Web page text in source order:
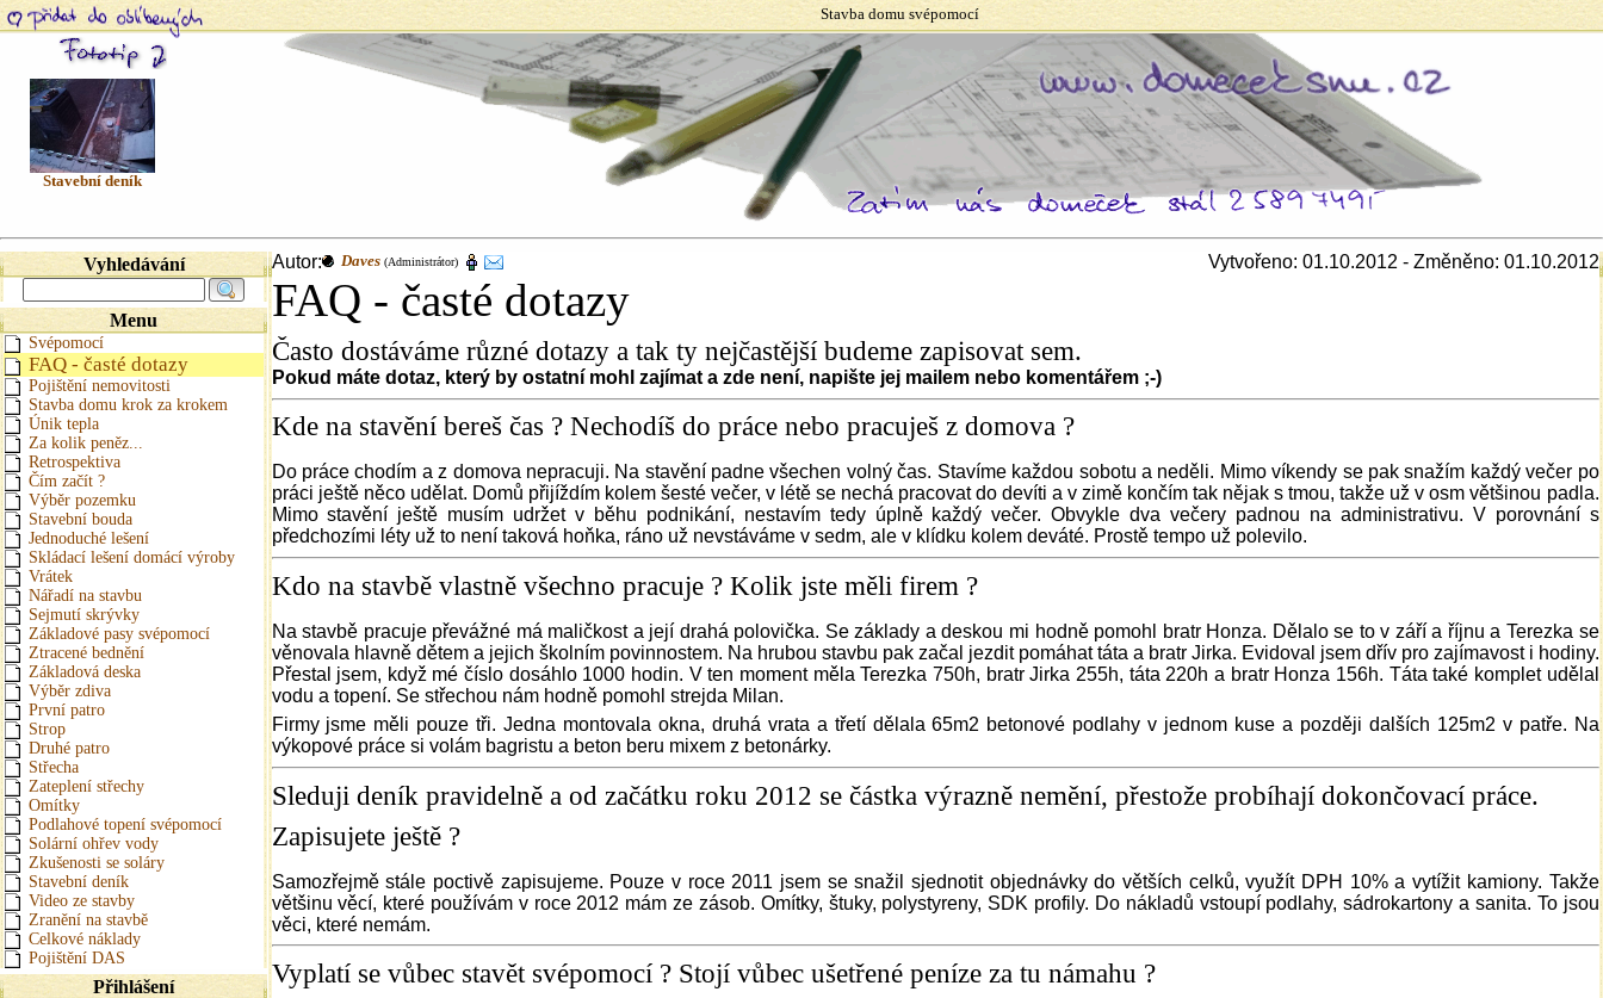
Stavba domu svépomocí
Stavební deník
Vyhledávání
Menu
Svépomocí
FAQ - časté dotazy
Pojištění nemovitosti
Stavba domu krok za krokem
Únik tepla
Za kolik peněz...
Retrospektiva
Čím začít ?
Výběr pozemku
Stavební bouda
Jednoduché lešení
Skládací lešení domácí výroby
Vrátek
Nářadí na stavbu
Sejmutí skrývky
Základové pasy svépomocí
Ztracené bednění
Základová deska
Výběr zdiva
První patro
Strop
Druhé patro
Střecha
Zateplení střechy
Omítky
Podlahové topení svépomocí
Solární ohřev vody
Zkušenosti se soláry
Stavební deník
Video ze stavby
Zranění na stavbě
Celkové náklady
Pojištění DAS
Přihlášení
Autor: Daves (Administrátor) Vytvořeno: 01.10.2012 - Změněno: 01.10.2012
FAQ - časté dotazy
Často dostáváme různé dotazy a tak ty nejčastější budeme zapisovat sem.
Pokud máte dotaz, který by ostatní mohl zajímat a zde není, napište jej mailem nebo komentářem ;-)
Kde na stavění bereš čas ? Nechodíš do práce nebo pracuješ z domova ?
Do práce chodím a z domova nepracuji. Na stavění padne všechen volný čas. Stavíme každou sobotu a neděli. Mimo víkendy se pak snažím každý večer po
práci ještě něco udělat. Domů přijíždím kolem šesté večer, v létě se nechá pracovat do devíti a v zimě končím tak nějak s tmou, takže už v osm většinou padla.
Mimo stavění ještě musím udržet v běhu podnikání, nestavím tedy úplně každý večer. Obvykle dva večery padnou na administrativu. V porovnání s
předchozími léty už to není taková hoňka, ráno už nevstáváme v sedm, ale v klídku kolem deváté. Prostě tempo už polevilo.
Kdo na stavbě vlastně všechno pracuje ? Kolik jste měli firem ?
Na stavbě pracuje převážné má maličkost a její drahá polovička. Se základy a deskou mi hodně pomohl bratr Honza. Dělalo se to v září a říjnu a Terezka se
věnovala hlavně dětem a jejich školním povinnostem. Na hrubou stavbu pak začal jezdit pomáhat táta a bratr Jirka. Evidoval jsem dřív pro zajímavost i hodiny.
Přestal jsem, když mé číslo dosáhlo 1000 hodin. V ten moment měla Terezka 750h, bratr Jirka 255h, táta 220h a bratr Honza 156h. Táta také komplet udělal
vodu a topení. Se střechou nám hodně pomohl strejda Milan.
Firmy jsme měli pouze tři. Jedna montovala okna, druhá vrata a třetí dělala 65m2 betonové podlahy v jednom kuse a později dalších 125m2 v patře. Na
výkopové práce si volám bagristu a beton beru mixem z betonárky.
Sleduji deník pravidelně a od začátku roku 2012 se částka výrazně nemění, přestože probíhají dokončovací práce.
Zapisujete ještě ?
Samozřejmě stále poctivě zapisujeme. Pouze v roce 2011 jsem se snažil sjednotit objednávky do větších celků, využít DPH 10% a vytížit kamiony. Takže
většinu věcí, které používám v roce 2012 mám ze zásob. Omítky, štuky, polystyreny, SDK profily. Do nákladů vstoupí podlahy, sádrokartony a sanita. To jsou
věci, které nemám.
Vyplatí se vůbec stavět svépomocí ? Stojí vůbec ušetřené peníze za tu námahu ?